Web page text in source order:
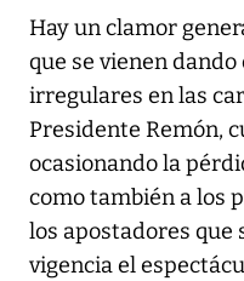
Hay un clamor
que se vienen
irregulares en las
Presidente Remón,
ocasionando la
como también a los
los apostadores que
vigencia el